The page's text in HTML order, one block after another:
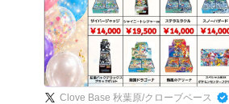
Clove Base 秋葉原/クローブベース